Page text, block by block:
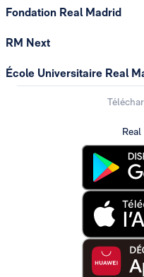
Fondation Real Madrid
RM Next
École Universitaire Real